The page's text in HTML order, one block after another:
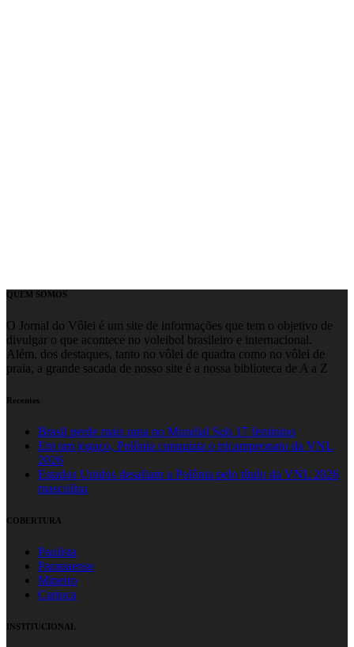
QUEM SOMOS
O Jornal do Vôlei é um site de informações que tem o objetivo de
divulgar o que acontece no voleibol brasileiro e internacional.
Além, dos destaques, tanto no vôlei de quadra como no vôlei de
praia, a grande sacada de nosso site é a nossa biblioteca de A a Z
Recentes
Brasil perde mais uma no Mundial Sub 17 feminino
Em um jogaço, Polônia conquista o tricampeonato da VNL
2026
Estados Unidos desafiam a Polônia pelo título da VNL 2026
masculina
COBERTURA
Paulista
Paranaense
Mineiro
Carioca
INSTITUCIONAL